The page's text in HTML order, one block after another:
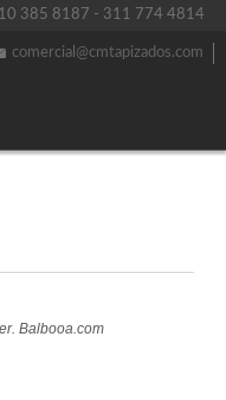
385 8187 - 311 774 4814
comercial@cmtapizados.com
Balbooa.com